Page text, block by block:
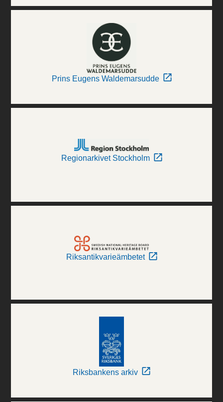
Prins Eugens Waldemarsudde
Regionarkivet Stockholm
Riksantikvarieämbetet
Riksbankens arkiv